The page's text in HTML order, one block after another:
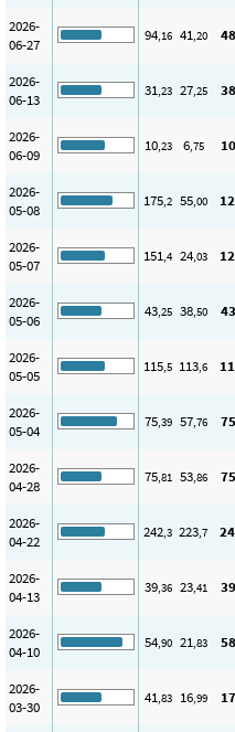
2026-
06-27
94,16 41,20 48
2026-
06-13
31,23 27,25 38
2026-
06-09
10,23 6,75 10
2026-
05-08
175,2 55,00
2026-
05-07
151,4 24,03
2026-
05-06
43,25 38,50 43
2026-
05-05
115,5 113,6
2026-
05-04
75,39 57,76 75
2026-
04-28
75,81 53,86 75
2026-
04-22
242,3 223,7
2026-
04-13
39,36 23,41 39
2026-
04-10
54,90 21,83 58
2026-
03-30
41,83 16,99 17